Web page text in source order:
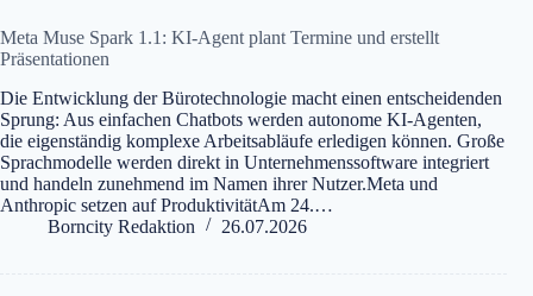
Meta Muse Spark 1.1: KI-Agent plant Termine und erstellt
Präsentationen
Die Entwicklung der Bürotechnologie macht einen entscheidenden
Sprung: Aus einfachen Chatbots werden autonome KI-Agenten,
die eigenständig komplexe Arbeitsabläufe erledigen können. Große
Sprachmodelle werden direkt in Unternehmenssoftware integriert
und handeln zunehmend im Namen ihrer Nutzer.Meta und
Anthropic setzen auf ProduktivitätAm 24.…
Borncity Redaktion
26.07.2026